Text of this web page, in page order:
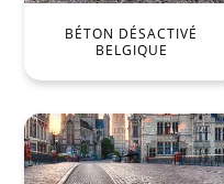
BÉTON DÉSACTIVÉ
BELGIQUE